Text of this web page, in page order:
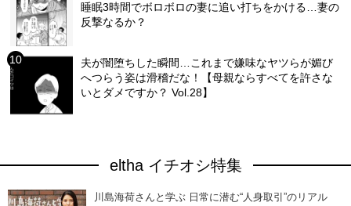
睡眠3時間でボロボロの妻に追い打ちをかける…妻の
反撃なるか？
夫が闇堕ちした瞬間…これまで嫌味なヤツらが媚び
へつらう姿は滑稽だな！【母親ならすべてを許さな
いとダメですか？ Vol.28】
eltha イチオシ特集
川島海荷さんと学ぶ 日常に潜む“人身取引”のリアル